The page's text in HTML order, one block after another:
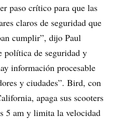
paso crítico para que las
claros de seguridad que
cumplir”, dijo Paul
política de seguridad y
información procesable
y ciudades”. Bird, con
apaga sus scooters
5 am y limita la velocidad